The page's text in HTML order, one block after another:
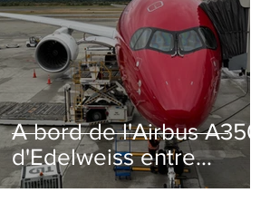
A bord de l'Airbus A350
d'Edelweiss entre
Vancouver et Zurich